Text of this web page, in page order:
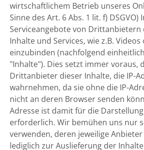
wirtschaftlichem Betrieb unseres
Sinne des Art. 6 Abs. 1 lit. f) DSGVO)
Serviceangebote von Drittanbietern
Inhalte und Services, wie z.B.
einzubinden (nachfolgend
"Inhalte"). Dies setzt immer voraus,
Drittanbieter dieser Inhalte, die IP-
wahrnehmen, da sie ohne die IP-
nicht an deren Browser senden
Adresse ist damit für die
erforderlich. Wir bemühen uns nur
verwenden, deren jeweilige Anbieter
lediglich zur Auslieferung der